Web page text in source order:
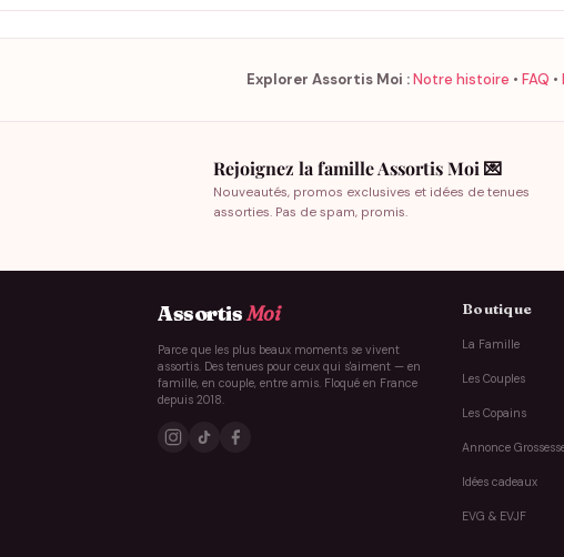
Explorer Assortis Moi :Notre histoire • FAQ •
Rejoignez la famille Assortis Moi 💌
Nouveautés, promos exclusives et idées de tenues
assorties. Pas de spam, promis.
AssortisMoi
Parce que les plus beaux moments se vivent
assortis. Des tenues pour ceux qui s'aiment — en
famille, en couple, entre amis. Floqué en France
depuis 2018.
Boutique
La Famille
Les Couples
Les Copains
Annonce
Idées cadeaux
EVG & EVJF